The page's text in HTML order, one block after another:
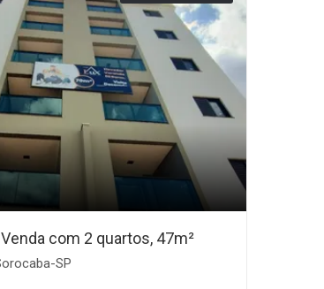
com 2 quartos, 47m²
SP